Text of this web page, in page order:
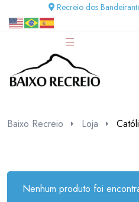
Recreio dos
Baixo Recreio Loja
Nenhum produto foi